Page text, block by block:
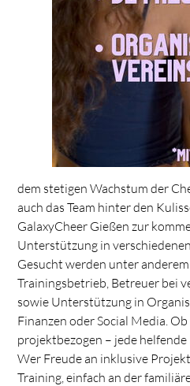
dem stetigen Wachstum der
auch das Team hinter den
GalaxyCheer Gießen zur
Unterstützung in
Gesucht werden unter
Trainingsbetrieb, Betreuer bei
sowie Unterstützung in
Finanzen oder Social Media.
projektbezogen – jede
Wer Freude an inklusive
Training, einfach an der